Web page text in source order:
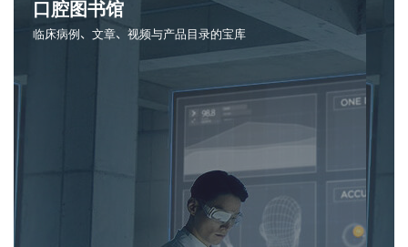
口腔图书馆
临床病例、文章、视频与产品目录的宝库